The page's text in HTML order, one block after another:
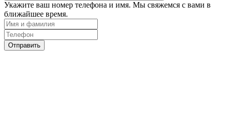
Укажите ваш номер телефона и имя. Мы свяжемся с вами в
ближайшее время.
Отправить